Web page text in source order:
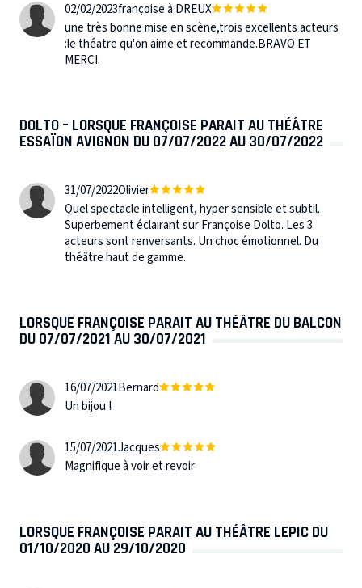
02/02/2023françoise à DREUX
une très bonne mise en scène,trois excellents acteurs
:le théatre qu'on aime et recommande.BRAVO ET
MERCI.
DOLTO – LORSQUE FRANÇOISE PARAIT AU THÉÂTRE
ESSAÏON AVIGNON DU 07/07/2022 AU 30/07/2022
31/07/2022Olivier
Quel spectacle intelligent, hyper sensible et subtil.
Superbement éclairant sur Françoise Dolto. Les 3
acteurs sont renversants. Un choc émotionnel. Du
théâtre haut de gamme.
LORSQUE FRANÇOISE PARAIT AU THÉÂTRE DU BALCON
DU 07/07/2021 AU 30/07/2021
16/07/2021Bernard
Un bijou !
15/07/2021Jacques
Magnifique à voir et revoir
LORSQUE FRANÇOISE PARAIT AU THÉÂTRE LEPIC DU
01/10/2020 AU 29/10/2020